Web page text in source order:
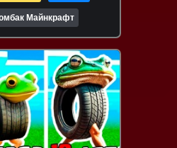
Майнкрафт